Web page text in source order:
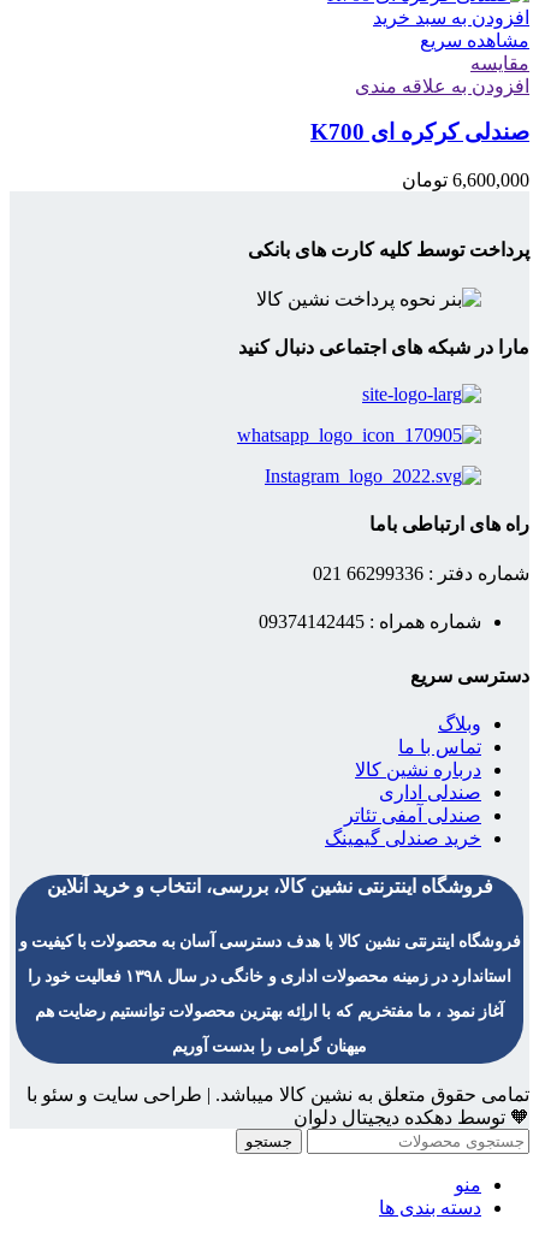
افزودن به سبد خرید
مشاهده سریع
مقایسه
افزودن به علاقه مندی
صندلی کرکره ای K700
6,600,000 تومان
پرداخت توسط کلیه کارت های بانکی
مارا در شبکه های اجتماعی دنبال کنید
راه های ارتباطی باما
شماره دفتر : 66299336 021
شماره همراه : 09374142445
دسترسی سریع
وبلاگ
تماس با ما
درباره نشین کالا
صندلی اداری
صندلی آمفی تئاتر
خرید صندلی گیمینگ
فروشگاه اینترنتی نشین کالا، بررسی، انتخاب و خرید آنلاین
فروشگاه اینترنتی نشین کالا با هدف دسترسی آسان به محصولات با کیفیت و
استاندارد در زمینه محصولات اداری و خانگی در سال ۱۳۹۸ فعالیت خود را
آغاز نمود ، ما مفتخریم که با اراِئه بهترین محصولات توانستیم رضایت هم
میهنان گرامی را بدست آوریم
تمامی حقوق متعلق به نشین کالا میباشد. | طراحی سایت و سئو با
🧡 توسط دهکده دیجیتال دلوان
جستجو
منو
دسته بندی ها